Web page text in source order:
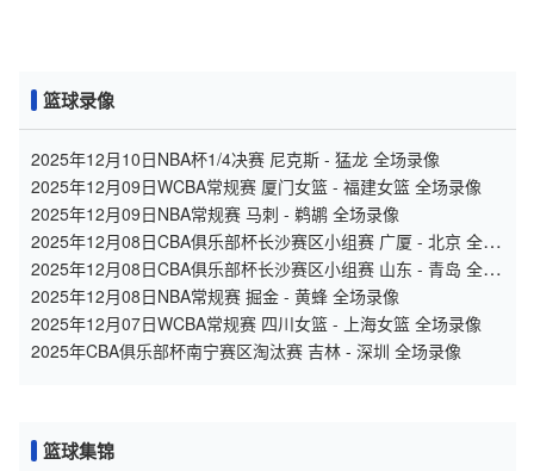
篮球录像
2025年12月10日NBA杯1/4决赛 尼克斯 - 猛龙 全场录像
2025年12月09日WCBA常规赛 厦门女篮 - 福建女篮 全场录像
2025年12月09日NBA常规赛 马刺 - 鹈鹕 全场录像
2025年12月08日CBA俱乐部杯长沙赛区小组赛 广厦 - 北京 全场
录像
2025年12月08日CBA俱乐部杯长沙赛区小组赛 山东 - 青岛 全场
录像
2025年12月08日NBA常规赛 掘金 - 黄蜂 全场录像
2025年12月07日WCBA常规赛 四川女篮 - 上海女篮 全场录像
2025年CBA俱乐部杯南宁赛区淘汰赛 吉林 - 深圳 全场录像
篮球集锦